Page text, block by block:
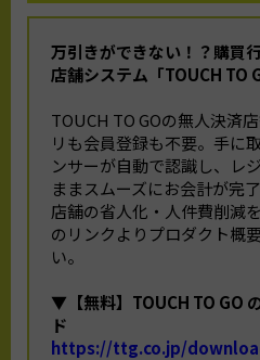
万引きができない！？購買
店舗システム「TOUCH TO
TOUCH TO GOの無人決済
リも会員登録も不要。手に
ンサーが自動で認識し、レ
ままスムーズにお会計が完了
店舗の省人化・人件費削減
のリンクよりプロダクト概
い。
▼【無料】TOUCH TO GO
ド
https://ttg.co.jp/